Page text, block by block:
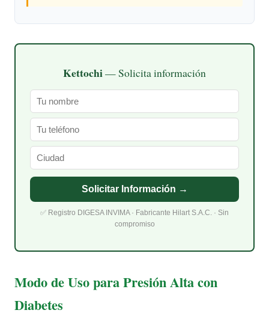
Kettochi— Solicita información
Solicitar Información →
✅ Registro DIGESA INVIMA · Fabricante Hilart S.A.C. · Sin
compromiso
Modo de Uso para Presión Alta con
Diabetes